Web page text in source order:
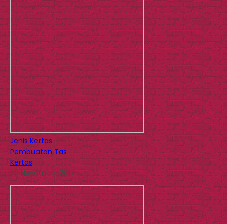
Jenis Kertas
Pembuatan Tas
Kertas
29 November 2017